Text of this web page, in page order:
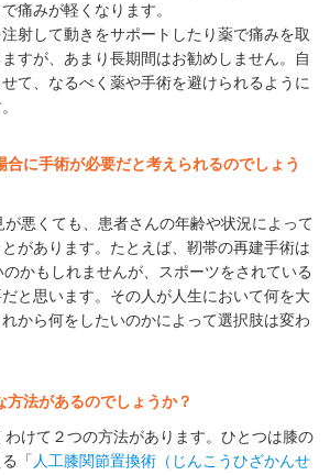
痛みが軽くなります。
射して動きをサポートしたり薬で痛みを取
すが、あまり長期間はお勧めしません。自
て、なるべく薬や手術を避けられるように
に手術が必要だと考えられるのでしょう
悪くても、患者さんの年齢や状況によって
があります。たとえば、靭帯の再建手術は
かもしれませんが、スポーツをされている
と思います。その人が人生において何を大
から何をしたいのかによって選択肢は変わ
法があるのでしょうか？
けて２つの方法があります。ひとつは膝の
「 人工膝関節置換術（じんこうひざかんせ